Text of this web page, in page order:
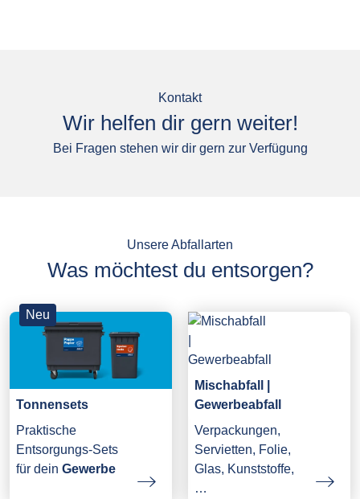
Kontakt
Wir helfen dir gern weiter!
Bei Fragen stehen wir dir gern zur Verfügung
Unsere Abfallarten
Was möchtest du entsorgen?
Neu
Tonnensets
Praktische
Entsorgungs-Sets
für dein Gewerbe
Mischabfall |
Gewerbeabfall
Verpackungen,
Servietten, Folie,
Glas, Kunststoffe,
…